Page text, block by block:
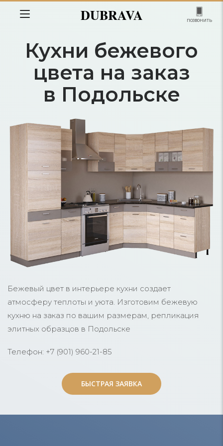
DUBRAVA позвонить
Кухни бежевого
цвета на заказ
в Подольске
Бежевый цвет в интерьере кухни создает
атмосферу теплоты и уюта. Изготовим бежевую
кухню на заказ по вашим размерам, репликация
элитных образцов в Подольске
Телефон: +7 (901) 960-21-85
БЫСТРАЯ ЗАЯВКА
БЫСТРАЯ ЗАЯВКА